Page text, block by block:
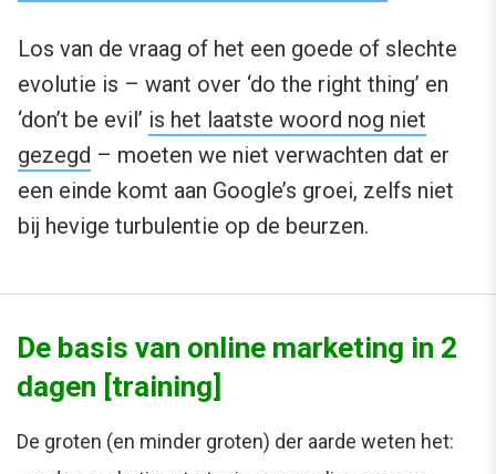
Los van de vraag of het een goede of slechte
evolutie is – want over ‘do the right thing’ en
‘don’t be evil’ is het laatste woord nog niet
gezegd – moeten we niet verwachten dat er
een einde komt aan Google’s groei, zelfs niet
bij hevige turbulentie op de beurzen.
De basis van online marketing in 2
dagen [training]
De groten (en minder groten) der aarde weten het: